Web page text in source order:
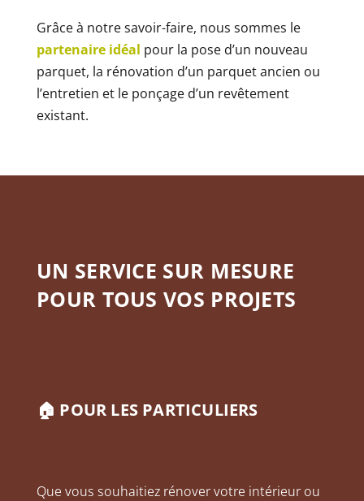
Grâce à notre savoir-faire, nous sommes le
partenaire idéal pour la pose d’un nouveau
parquet, la rénovation d’un parquet ancien ou
l’entretien et le ponçage d’un revêtement
existant.
UN SERVICE SUR MESURE
POUR TOUS VOS PROJETS
🏠 POUR LES PARTICULIERS
Que vous souhaitiez rénover votre intérieur ou